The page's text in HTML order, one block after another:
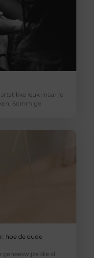
leuk maar je
Sommige
hoe de oude
die al